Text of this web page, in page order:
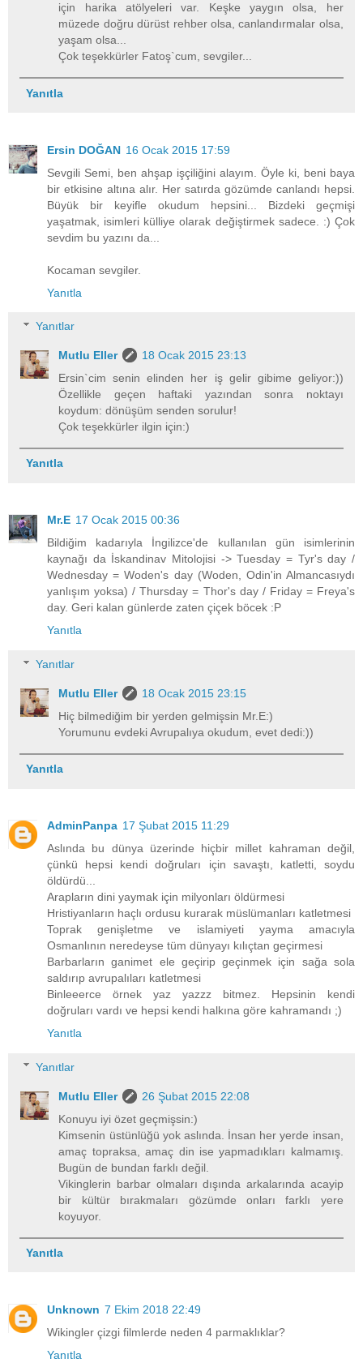
için harika atölyeleri var. Keşke yaygın olsa, her
müzede doğru dürüst rehber olsa, canlandırmalar olsa,
yaşam olsa...
Çok teşekkürler Fatoş`cum, sevgiler...
Yanıtla
Ersin DOĞAN 16 Ocak 2015 17:59
Sevgili Semi, ben ahşap işçiliğini alayım. Öyle ki, beni baya
bir etkisine altına alır. Her satırda gözümde canlandı hepsi.
Büyük bir keyifle okudum hepsini... Bizdeki geçmişi
yaşatmak, isimleri külliye olarak değiştirmek sadece. :) Çok
sevdim bu yazını da...
Kocaman sevgiler.
Yanıtla
Yanıtlar
Mutlu Eller
18 Ocak 2015 23:13
Ersin`cim senin elinden her iş gelir gibime geliyor:))
Özellikle geçen haftaki yazından sonra noktayı
koydum: dönüşüm senden sorulur!
Çok teşekkürler ilgin için:)
Yanıtla
Mr.E 17 Ocak 2015 00:36
Bildiğim kadarıyla İngilizce'de kullanılan gün isimlerinin
kaynağı da İskandinav Mitolojisi -> Tuesday = Tyr's day /
Wednesday = Woden's day (Woden, Odin'in Almancasıydı
yanlışım yoksa) / Thursday = Thor's day / Friday = Freya's
day. Geri kalan günlerde zaten çiçek böcek :P
Yanıtla
Yanıtlar
Mutlu Eller
18 Ocak 2015 23:15
Hiç bilmediğim bir yerden gelmişsin Mr.E:)
Yorumunu evdeki Avrupalıya okudum, evet dedi:))
Yanıtla
AdminPanpa 17 Şubat 2015 11:29
Aslında bu dünya üzerinde hiçbir millet kahraman değil,
çünkü hepsi kendi doğruları için savaştı, katletti, soydu
öldürdü...
Arapların dini yaymak için milyonları öldürmesi
Hristiyanların haçlı ordusu kurarak müslümanları katletmesi
Toprak genişletme ve islamiyeti yayma amacıyla
Osmanlının neredeyse tüm dünyayı kılıçtan geçirmesi
Barbarların ganimet ele geçirip geçinmek için sağa sola
saldırıp avrupalıları katletmesi
Binleeerce örnek yaz yazzz bitmez. Hepsinin kendi
doğruları vardı ve hepsi kendi halkına göre kahramandı ;)
Yanıtla
Yanıtlar
Mutlu Eller
26 Şubat 2015 22:08
Konuyu iyi özet geçmişsin:)
Kimsenin üstünlüğü yok aslında. İnsan her yerde insan,
amaç topraksa, amaç din ise yapmadıkları kalmamış.
Bugün de bundan farklı değil.
Vikinglerin barbar olmaları dışında arkalarında acayip
bir kültür bırakmaları gözümde onları farklı yere
koyuyor.
Yanıtla
Unknown 7 Ekim 2018 22:49
Wikingler çizgi filmlerde neden 4 parmaklıklar?
Yanıtla